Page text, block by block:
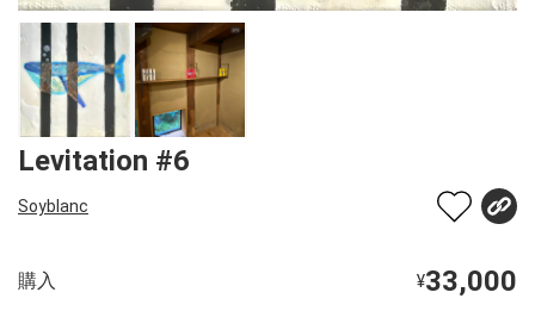
Levitation #6
Soyblanc
購入 ¥33,000